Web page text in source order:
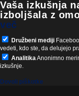
Vaša izkušnja
izboljšala z
več
Družbeni mediji
vedeti, kdo ste, da delujejo
AnalitikaAnonimno
izkušnje.
Dovoli piškotke